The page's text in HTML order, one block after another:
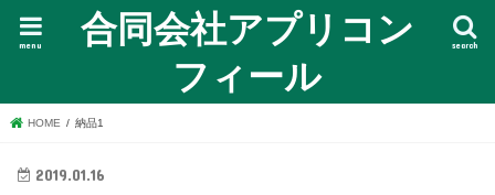
合同会社アプリコン
フィール
search
menu
HOME 納品1
2019.01.16